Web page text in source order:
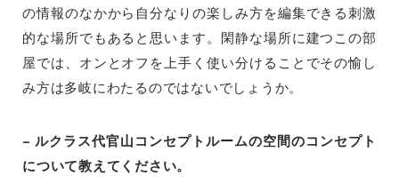
の情報のなかから自分なりの楽しみ方を編集できる刺激
的な場所でもあると思います。閑静な場所に建つこの部
屋では、オンとオフを上手く使い分けることでその愉し
み方は多岐にわたるのではないでしょうか。
– ルクラス代官山コンセプトルームの空間のコンセプト
について教えてください。